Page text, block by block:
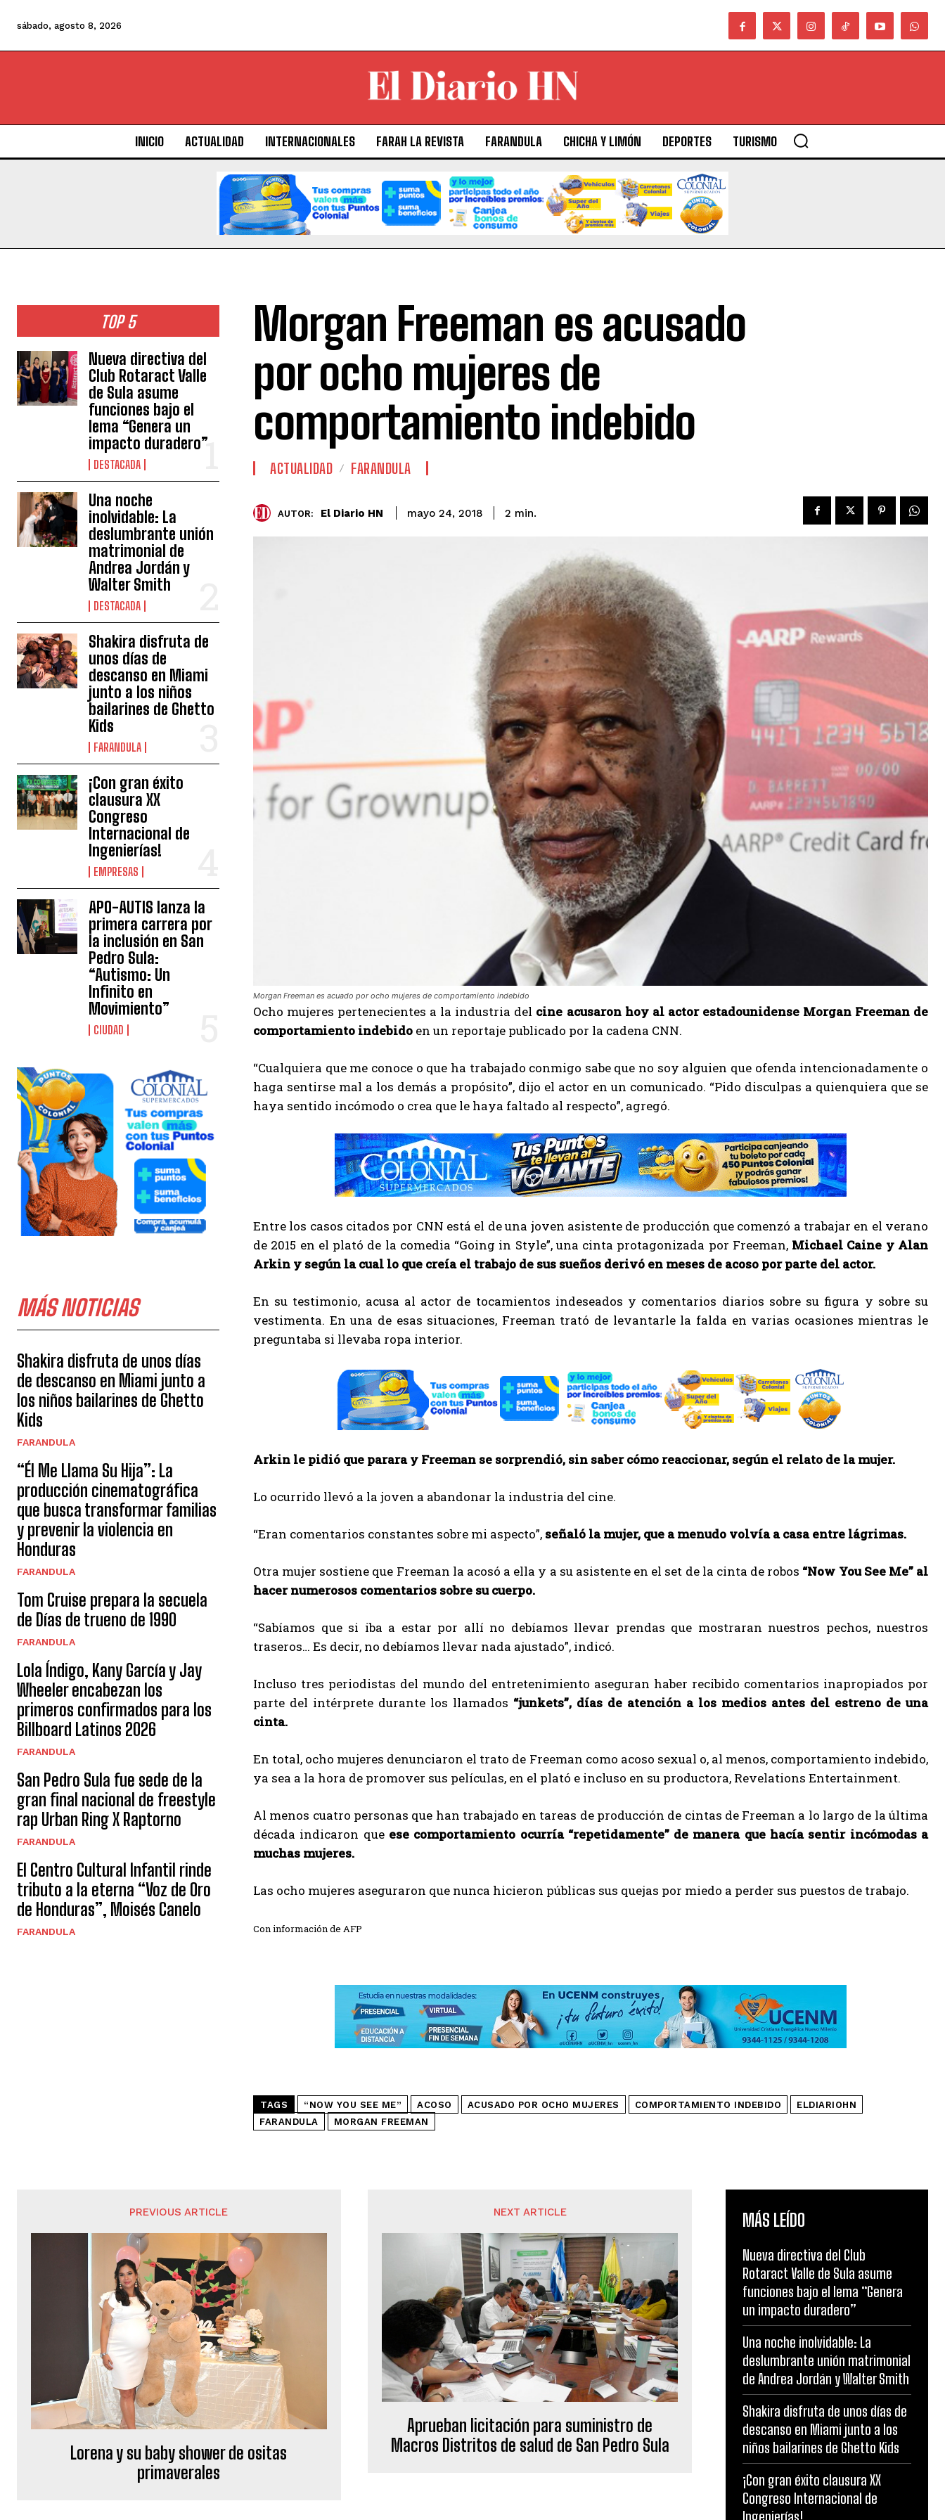
sábado, agosto 8, 2026
INICIO ACTUALIDAD INTERNACIONALES FARAH LA REVISTA FARANDULA CHICHA Y LIMÓN DEPORTES TURISMO
TOP 5
Nueva directiva del
Club Rotaract Valle
de Sula asume
funciones bajo el
lema “Genera un
impacto duradero”
DESTACADA
Una noche
inolvidable: La
deslumbrante unión
matrimonial de
Andrea Jordán y
Walter Smith
DESTACADA
Shakira disfruta de
unos días de
descanso en Miami
junto a los niños
bailarines de Ghetto
Kids
FARANDULA
¡Con gran éxito
clausura XX
Congreso
Internacional de
Ingenierías!
EMPRESAS
APO-AUTIS lanza la
primera carrera por
la inclusión en San
Pedro Sula:
“Autismo: Un
Infinito en
Movimiento”
CIUDAD
MÁS NOTICIAS
Shakira disfruta de unos días
de descanso en Miami junto a
los niños bailarines de Ghetto
Kids
FARANDULA
“Él Me Llama Su Hija”: La
producción cinematográfica
que busca transformar familias
y prevenir la violencia en
Honduras
FARANDULA
Tom Cruise prepara la secuela
de Días de trueno de 1990
FARANDULA
Lola Índigo, Kany García y Jay
Wheeler encabezan los
primeros confirmados para los
Billboard Latinos 2026
FARANDULA
San Pedro Sula fue sede de la
gran final nacional de freestyle
rap Urban Ring X Raptorno
FARANDULA
El Centro Cultural Infantil rinde
tributo a la eterna “Voz de Oro
de Honduras”, Moisés Canelo
FARANDULA
Morgan Freeman es acusado
por ocho mujeres de
comportamiento indebido
ACTUALIDAD FARANDULA
AUTOR: El Diario HN mayo 24, 2018 2 min.
Morgan Freeman es acuado por ocho mujeres de comportamiento indebido
Ocho mujeres pertenecientes a la industria del cine acusaron hoy al actor estadounidense Morgan Freeman de
comportamiento indebido en un reportaje publicado por la cadena CNN.
“Cualquiera que me conoce o que ha trabajado conmigo sabe que no soy alguien que ofenda intencionadamente o
haga sentirse mal a los demás a propósito”, dijo el actor en un comunicado. “Pido disculpas a quienquiera que se
haya sentido incómodo o crea que le haya faltado al respecto”, agregó.
Entre los casos citados por CNN está el de una joven asistente de producción que comenzó a trabajar en el verano
de 2015 en el plató de la comedia “Going in Style”, una cinta protagonizada por Freeman,Michael Caine y Alan
Arkin y según la cual lo que creía el trabajo de sus sueños derivó en meses de acoso por parte del actor.
En su testimonio, acusa al actor de tocamientos indeseados y comentarios diarios sobre su figura y sobre su
vestimenta. En una de esas situaciones, Freeman trató de levantarle la falda en varias ocasiones mientras le
preguntaba si llevaba ropa interior.
Arkin le pidió que parara y Freeman se sorprendió, sin saber cómo reaccionar, según el relato de la mujer.
Lo ocurrido llevó a la joven a abandonar la industria del cine.
“Eran comentarios constantes sobre mi aspecto”, señaló la mujer, que a menudo volvía a casa entre lágrimas.
Otra mujer sostiene que Freeman la acosó a ella y a su asistente en el set de la cinta de robos “Now You See Me” al
hacer numerosos comentarios sobre su cuerpo.
“Sabíamos que si iba a estar por allí no debíamos llevar prendas que mostraran nuestros pechos, nuestros
traseros… Es decir, no debíamos llevar nada ajustado”, indicó.
Incluso tres periodistas del mundo del entretenimiento aseguran haber recibido comentarios inapropiados por
parte del intérprete durante los llamados “junkets”, días de atención a los medios antes del estreno de una
cinta.
En total, ocho mujeres denunciaron el trato de Freeman como acoso sexual o, al menos, comportamiento indebido,
ya sea a la hora de promover sus películas, en el plató e incluso en su productora, Revelations Entertainment.
Al menos cuatro personas que han trabajado en tareas de producción de cintas de Freeman a lo largo de la última
década indicaron que ese comportamiento ocurría “repetidamente” de manera que hacía sentir incómodas a
muchas mujeres.
Las ocho mujeres aseguraron que nunca hicieron públicas sus quejas por miedo a perder sus puestos de trabajo.
Con información de AFP
TAGS “NOW YOU SEE ME” ACOSO ACUSADO POR OCHO MUJERES COMPORTAMIENTO INDEBIDO
ELDIARIOHN
FARANDULA
MORGAN FREEMAN
PREVIOUS ARTICLE
Lorena y su baby shower de ositas
primaverales
NEXT ARTICLE
Aprueban licitación para suministro de
Macros Distritos de salud de San Pedro Sula
MÁS LEÍDO
Nueva directiva del Club
Rotaract Valle de Sula asume
funciones bajo el lema “Genera
un impacto duradero”
Una noche inolvidable: La
deslumbrante unión matrimonial
de Andrea Jordán y Walter Smith
Shakira disfruta de unos días de
descanso en Miami junto a los
niños bailarines de Ghetto Kids
¡Con gran éxito clausura XX
Congreso Internacional de
Ingenierías!